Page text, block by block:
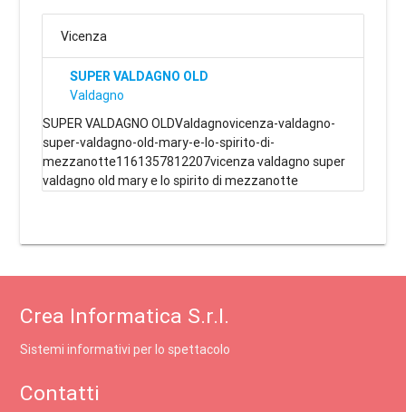
Vicenza
SUPER VALDAGNO OLD
Valdagno
SUPER VALDAGNO OLDValdagnovicenza-valdagno-
super-valdagno-old-mary-e-lo-spirito-di-
mezzanotte1161357812207vicenza valdagno super
valdagno old mary e lo spirito di mezzanotte
Crea Informatica S.r.l.
Sistemi informativi per lo spettacolo
Contatti